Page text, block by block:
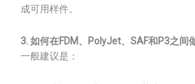
成可用样件。
3. 如何在FDM、PolyJet、SAF和P3之间
一般建议是：